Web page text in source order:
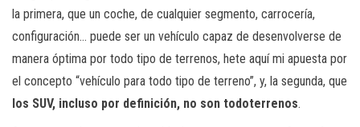
la primera, que un coche, de cualquier segmento, carrocería,
configuración… puede ser un vehículo capaz de desenvolverse de
manera óptima por todo tipo de terrenos, hete aquí mi apuesta por
el concepto “vehículo para todo tipo de terreno”, y, la segunda, que
los SUV, incluso por definición, no son todoterrenos.